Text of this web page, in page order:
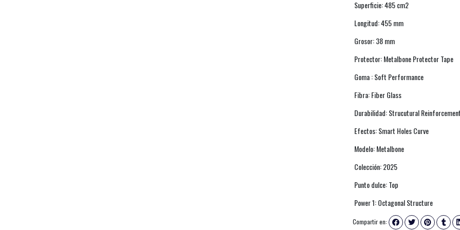
Superficie: 485 cm2
Longitud: 455 mm
Grosor: 38 mm
Protector: Metalbone Protector Tape
Goma : Soft Performance
Fibra: Fiber Glass
Durabilidad: Strucutural
Efectos: Smart Holes Curve
Modelo: Metalbone
Colección: 2025
Punto dulce: Top
Power 1: Octagonal Structure
Compartir en: